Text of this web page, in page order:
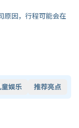
原因，行程可能会在
童娱乐 推荐亮点